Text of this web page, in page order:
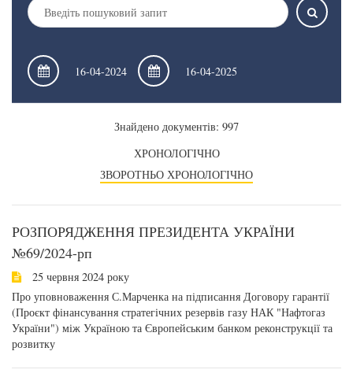
Знайдено документів: 997
ХРОНОЛОГІЧНО
ЗВОРОТНЬО ХРОНОЛОГІЧНО
РОЗПОРЯДЖЕННЯ ПРЕЗИДЕНТА УКРАЇНИ
№69/2024-рп
25 червня 2024 року
Про уповноваження С.Марченка на підписання Договору гарантії
(Проєкт фінансування стратегічних резервів газу НАК "Нафтогаз
України") між Україною та Європейським банком реконструкції та
розвитку